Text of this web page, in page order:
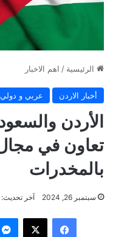
الرئيسية / اهم الاخبار
أخبار الاردن عربي و دولي
الأردن
تعاون في مجال
بالمخدرات
سبتمبر 26, 2024 آخر تحديث:
فيسبوك ‫X